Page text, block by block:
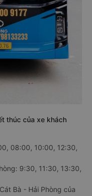
thúc của xe khách
08:00, 10:00, 12:30,
9:30, 11:30, 13:30,
Bà - Hải Phòng của